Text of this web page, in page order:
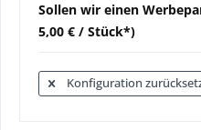
Sollen wir einen
5,00 € / Stück*)
Konfiguration